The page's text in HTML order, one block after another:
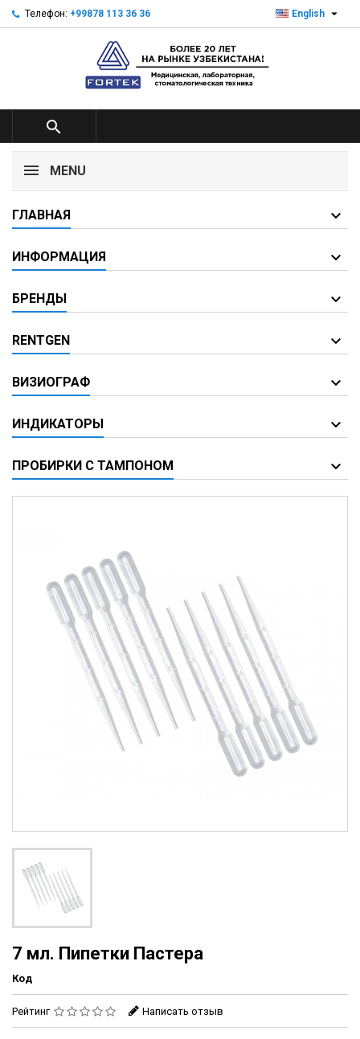
Телефон: +99878 113 36 36 English 

MENU
ГЛАВНАЯ
ИНФОРМАЦИЯ
БРЕНДЫ
RENTGEN
ВИЗИОГРАФ
ИНДИКАТОРЫ
ПРОБИРКИ С ТАМПОНОМ
7 мл. Пипетки Пастера
Код
Рейтинг Написать отзыв